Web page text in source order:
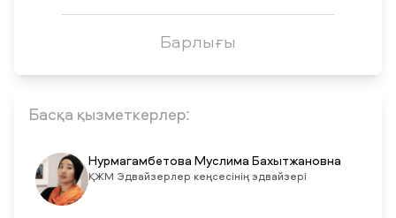
Барлығы
Басқа қызметкерлер:
Нурмагамбетова Муслима Бахытжановна
ҚЖМ Эдвайзерлер кеңсесінің эдвайзері